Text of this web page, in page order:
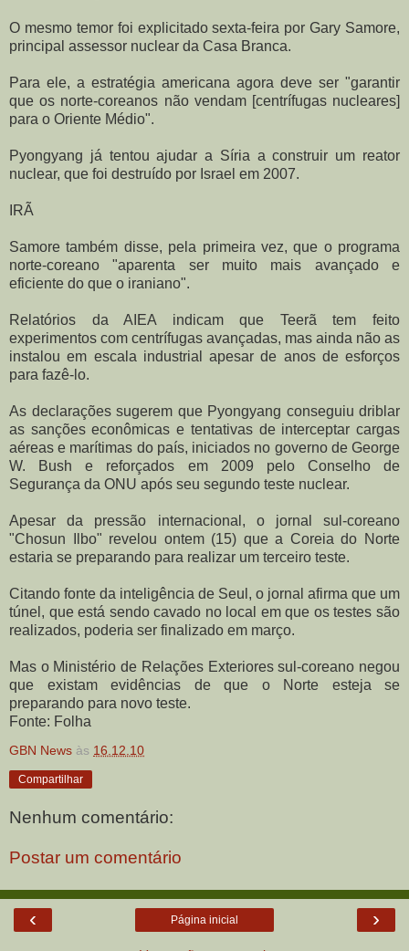
O mesmo temor foi explicitado sexta-feira por Gary Samore,
principal assessor nuclear da Casa Branca.
Para ele, a estratégia americana agora deve ser "garantir
que os norte-coreanos não vendam [centrífugas nucleares]
para o Oriente Médio".
Pyongyang já tentou ajudar a Síria a construir um reator
nuclear, que foi destruído por Israel em 2007.
IRÃ
Samore também disse, pela primeira vez, que o programa
norte-coreano "aparenta ser muito mais avançado e
eficiente do que o iraniano".
Relatórios da AIEA indicam que Teerã tem feito
experimentos com centrífugas avançadas, mas ainda não as
instalou em escala industrial apesar de anos de esforços
para fazê-lo.
As declarações sugerem que Pyongyang conseguiu driblar
as sanções econômicas e tentativas de interceptar cargas
aéreas e marítimas do país, iniciados no governo de George
W. Bush e reforçados em 2009 pelo Conselho de
Segurança da ONU após seu segundo teste nuclear.
Apesar da pressão internacional, o jornal sul-coreano
"Chosun Ilbo" revelou ontem (15) que a Coreia do Norte
estaria se preparando para realizar um terceiro teste.
Citando fonte da inteligência de Seul, o jornal afirma que um
túnel, que está sendo cavado no local em que os testes são
realizados, poderia ser finalizado em março.
Mas o Ministério de Relações Exteriores sul-coreano negou
que existam evidências de que o Norte esteja se
preparando para novo teste.
Fonte: Folha
GBN News às 16.12.10
Compartilhar
Nenhum comentário:
Postar um comentário
‹ ›
Página inicial